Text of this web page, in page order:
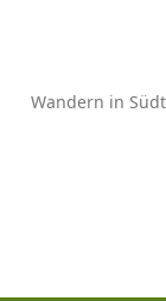
Wandern in